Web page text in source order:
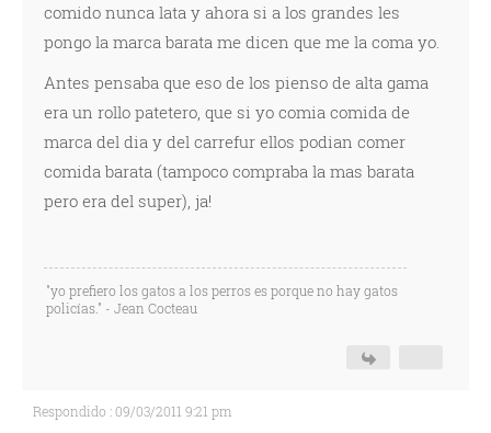
comido nunca lata y ahora si a los grandes les
pongo la marca barata me dicen que me la coma yo.
Antes pensaba que eso de los pienso de alta gama
era un rollo patetero, que si yo comia comida de
marca del dia y del carrefur ellos podian comer
comida barata (tampoco compraba la mas barata
pero era del super), ja!
"yo prefiero los gatos a los perros es porque no hay gatos
policías." - Jean Cocteau
Respondido : 09/03/2011 9:21 pm